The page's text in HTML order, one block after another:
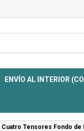
ENVÍO AL INTERIOR
Tensores Fondo de